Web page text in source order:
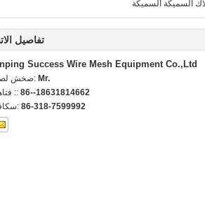
تفاصيل
Success Wire Mesh Equipment Co.,Ltd
اتصل Mr.
86--18631814662
86-318-7599992